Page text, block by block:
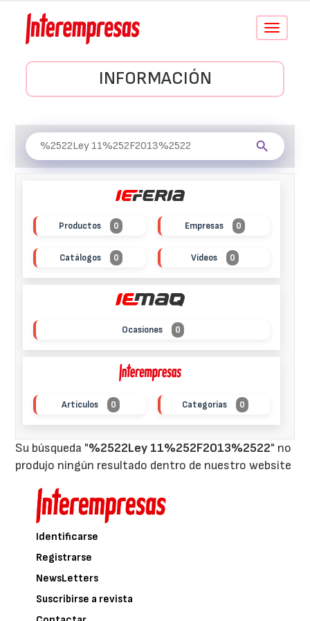
Conmutar
INFORMACIÓN
Productos 0 Empresas 0
Catálogos 0 Vídeos 0
Ocasiones 0
Artículos 0 Categorías 0
Su búsqueda "%2522Ley 11%252F2013%2522" no
produjo ningún resultado dentro de nuestro website
Identificarse
Registrarse
NewsLetters
Suscribirse a revista